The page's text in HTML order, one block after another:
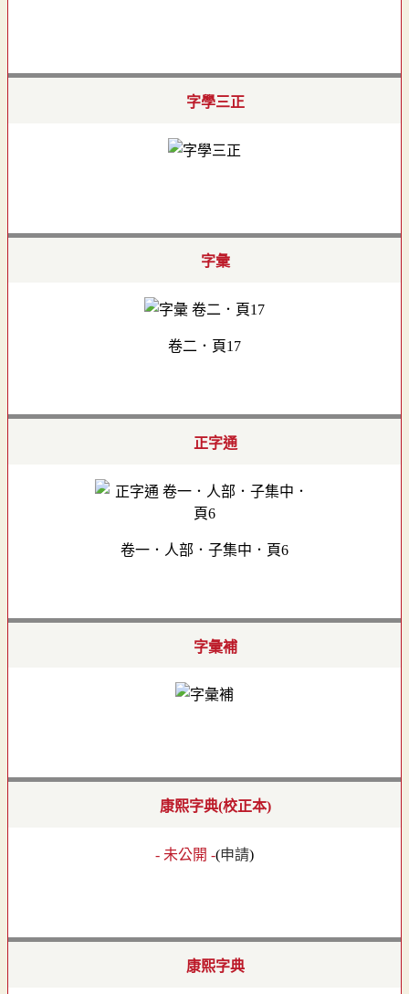
字學三正
字彙
卷二．頁17
正字通
卷一．人部．子集中．頁6
字彙補
康熙字典(校正本)
- 未公開 -(申請)
康熙字典